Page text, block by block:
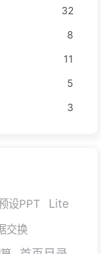
32
8
11
5
3
设PPT Lite
交换